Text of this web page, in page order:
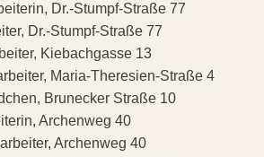
Dr.-Stumpf-Straße 77
Dr.-Stumpf-Straße 77
Kiebachgasse 13
Maria-Theresien-Straße 4
Brunecker Straße 10
Archenweg 40
Archenweg 40